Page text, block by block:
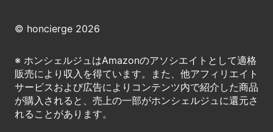
© honcierge 2026
※ ホンシェルジュはAmazonのアソシエイトとして適格
販売により収入を得ています。また、他アフィリエイト
サービスおよび広告によりコンテンツ内で紹介した商品
が購入されると、売上の一部がホンシェルジュに還元さ
れることがあります。